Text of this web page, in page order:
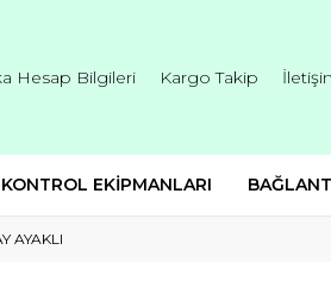
Hesap Bilgileri Kargo Takip
KONTROL EKİPMANLARI
AYAKLI